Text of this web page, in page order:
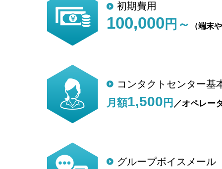
初期費用
100,000 円～ （端末
コンタクトセンター基
月額1,500 円 ／オペレー
グループボイスメール